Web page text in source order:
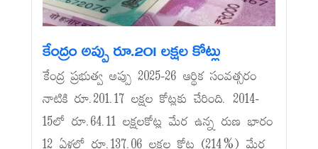
కేంద్రం అప్పు రూ.201 లక్షల కోట్లు
కేంద్ర ప్రభుత్వ అప్పు 2025-26 ఆర్థిక సంవత్సరం
నాటికి రూ.201.17 లక్షల కోట్లకు చేరింది. 2014-
15లో రూ.64.11 లక్షలకోట్ల మేర ఉన్న రుణ భారం